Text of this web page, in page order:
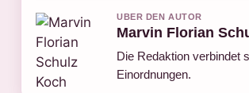
UBER DEN AUTOR
Marvin Florian
Die Redaktion verbindet
Einordnungen.